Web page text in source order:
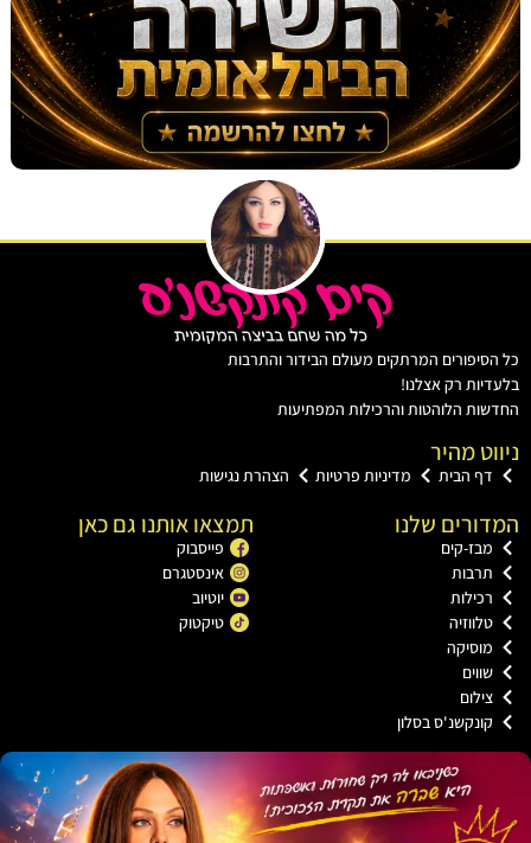
המרתקים מעולם הבידור והתרבות
רק אצלנו!
הלוהטות והרכילות המפתיעות
מהיר
הבית מדיניות פרטיות הצהרת נגישות
שלנו
קים
בסלון
תמצאו אותנו גם כאן
פייסבוק
אינסטגרם
יוטיוב
טיקטוק